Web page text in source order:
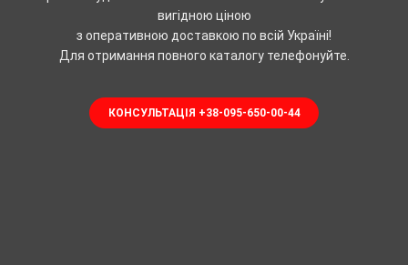
вигідною ціною
з оперативною доставкою по всій Україні!
Для отримання повного каталогу телефонуйте.
КОНСУЛЬТАЦІЯ +38-095-650-00-44